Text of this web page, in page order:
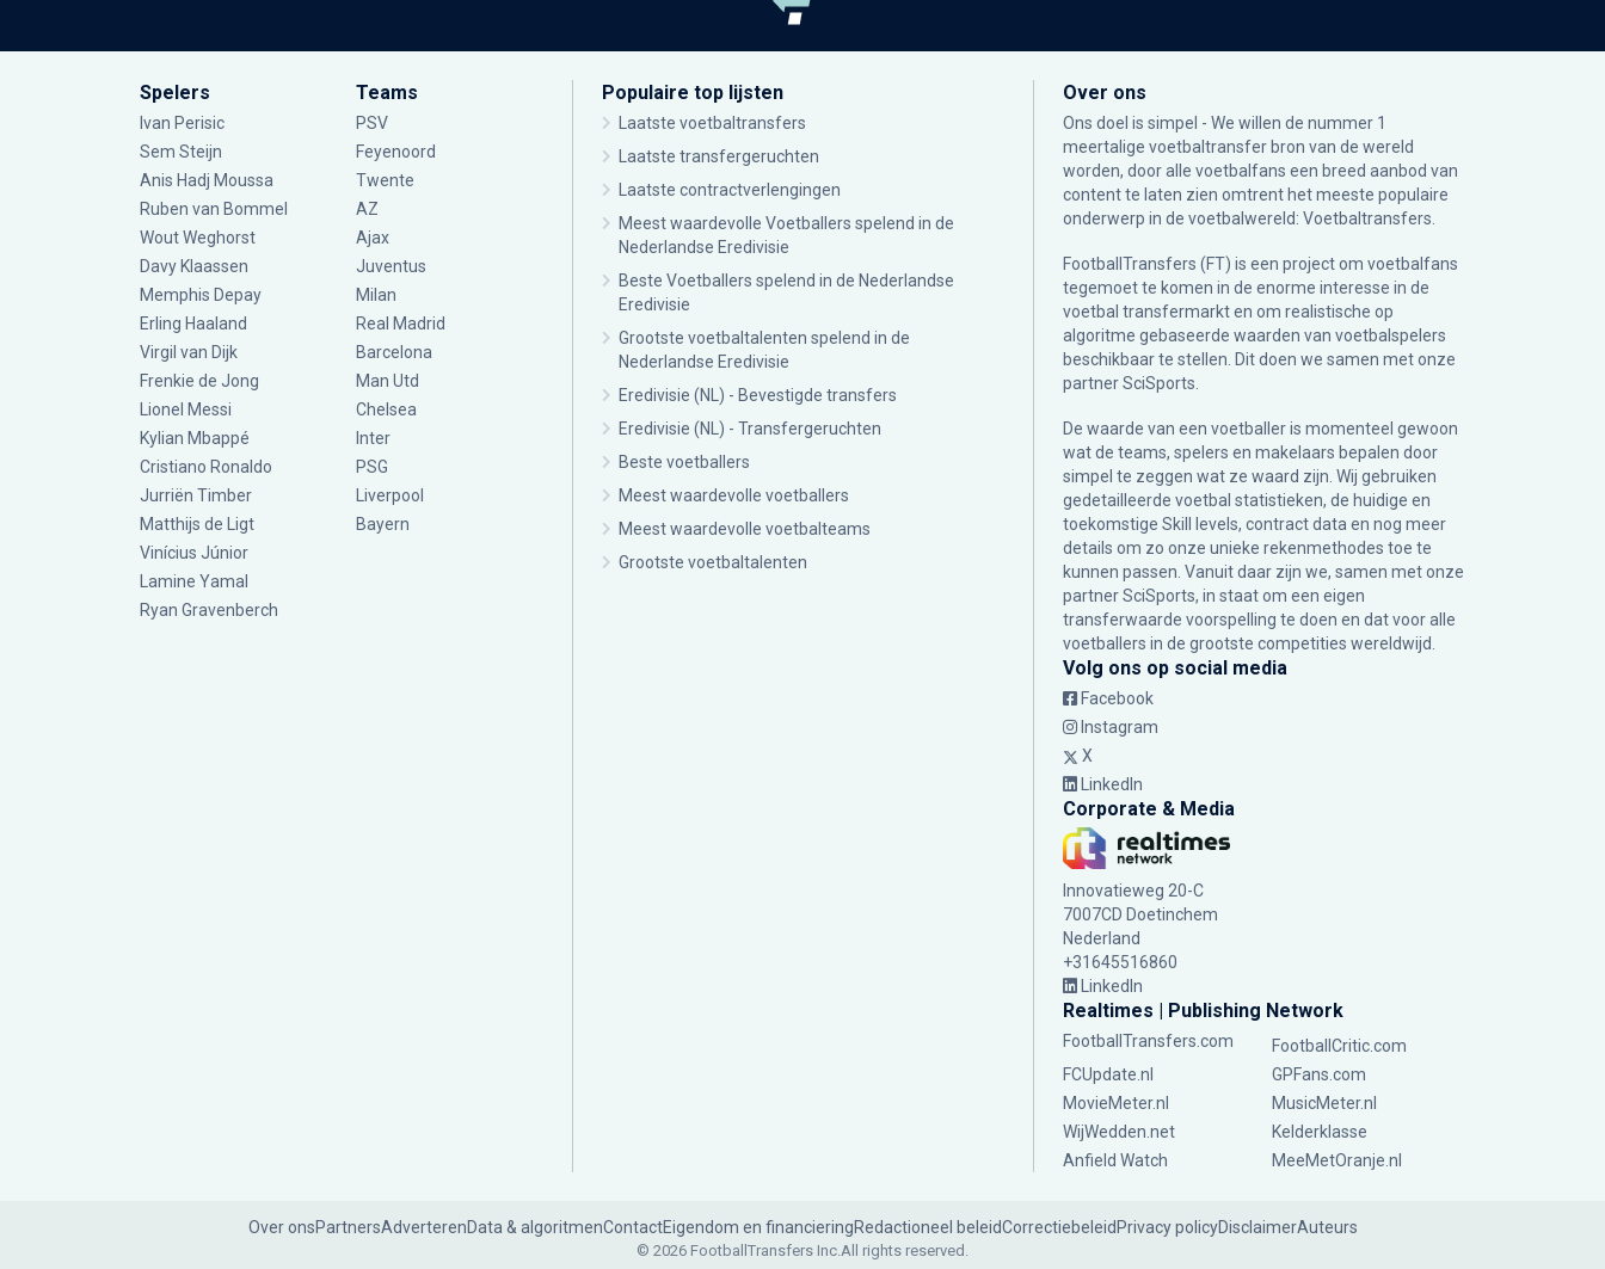
Spelers
Ivan Perisic
Sem Steijn
Anis Hadj Moussa
Ruben van Bommel
Wout Weghorst
Davy Klaassen
Memphis Depay
Erling Haaland
Virgil van Dijk
Frenkie de Jong
Lionel Messi
Kylian Mbappé
Cristiano Ronaldo
Jurriën Timber
Matthijs de Ligt
Vinícius Júnior
Lamine Yamal
Ryan Gravenberch
Teams
PSV
Feyenoord
Twente
AZ
Ajax
Juventus
Milan
Real Madrid
Barcelona
Man Utd
Chelsea
Inter
PSG
Liverpool
Bayern
Populaire top lijsten
Laatste voetbaltransfers
Laatste transfergeruchten
Laatste contractverlengingen
Meest waardevolle Voetballers spelend in de
Nederlandse Eredivisie
Beste Voetballers spelend in de Nederlandse
Eredivisie
Grootste voetbaltalenten spelend in de
Nederlandse Eredivisie
Eredivisie (NL) - Bevestigde transfers
Eredivisie (NL) - Transfergeruchten
Beste voetballers
Meest waardevolle voetballers
Meest waardevolle voetbalteams
Grootste voetbaltalenten
Over ons
Ons doel is simpel - We willen de nummer 1
meertalige voetbaltransfer bron van de wereld
worden, door alle voetbalfans een breed aanbod van
content te laten zien omtrent het meeste populaire
onderwerp in de voetbalwereld: Voetbaltransfers.
FootballTransfers (FT) is een project om voetbalfans
tegemoet te komen in de enorme interesse in de
voetbal transfermarkt en om realistische op
algoritme gebaseerde waarden van voetbalspelers
beschikbaar te stellen. Dit doen we samen met onze
partnerSciSports
De waarde van een voetballer is momenteel gewoon
wat de teams, spelers en makelaars bepalen door
simpel te zeggen wat ze waard zijn. Wij gebruiken
gedetailleerde voetbal statistieken, de huidige en
toekomstige Skill levels, contract data en nog meer
details om zo onze unieke rekenmethodes toe te
kunnen passen. Vanuit daar zijn we, samen met onze
partner SciSports, in staat om een eigen
transferwaarde voorspelling te doen en dat voor alle
voetballers in de grootste competities wereldwijd.
Volg ons op social media
Facebook
Instagram
X
LinkedIn
Corporate & Media
Innovatieweg 20-C
7007CD Doetinchem
Nederland
+31645516860
LinkedIn
Realtimes | Publishing Network
FootballTransfers.com
FootballCritic.com
FCUpdate.nl
GPFans.com
MovieMeter.nl
MusicMeter.nl
WijWedden.net
Kelderklasse
Anfield Watch
MeeMetOranje.nl
Over onsPartnersAdverterenData & algoritmenContactEigendom en financieringRedactioneel beleidCorrectiebeleid Privacy policyDisclaimerAuteurs
© 2026 FootballTransfers Inc.All rights reserved.